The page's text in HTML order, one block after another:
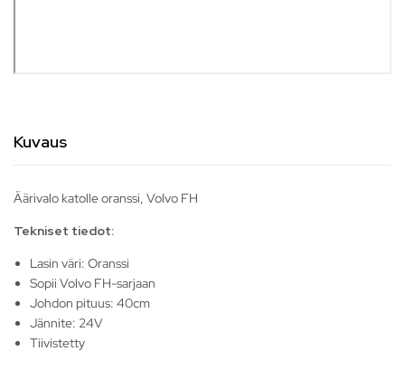
Kuvaus
Äärivalo katolle oranssi, Volvo FH
Tekniset tiedot:
Lasin väri: Oranssi
Sopii Volvo FH-sarjaan
Johdon pituus: 40cm
Jännite: 24V
Tiivistetty